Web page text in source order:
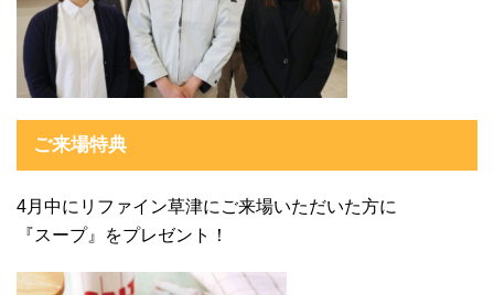
ご来場特典
4月中にリファイン草津にご来場いただいた方に
『スープ』をプレゼント！